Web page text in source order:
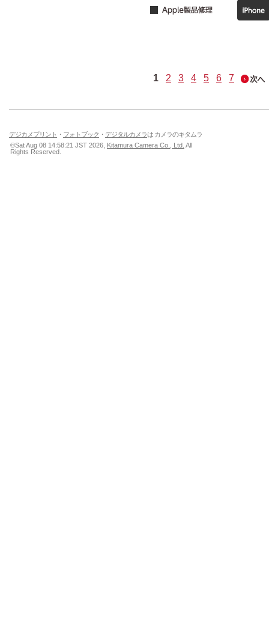
1 2 3 4 5 6 7
デジカメプリント ・ フォトブック ・ デジタルカメラは カメラのキタムラ
©Sat Aug 08 14:58:21 JST 2026, Kitamura Camera Co., Ltd. All
Rights Reserved.